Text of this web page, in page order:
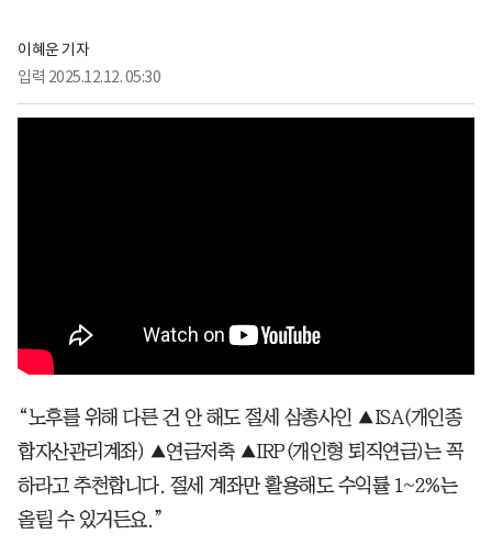
이혜운 기자
입력 2025.12.12. 05:30
“노후를 위해 다른 건 안 해도 절세 삼총사인 ▲ISA(개인종
합자산관리계좌) ▲연금저축 ▲IRP(개인형 퇴직연금)는 꼭
하라고 추천합니다. 절세 계좌만 활용해도 수익률 1~2%는
올릴 수 있거든요.”